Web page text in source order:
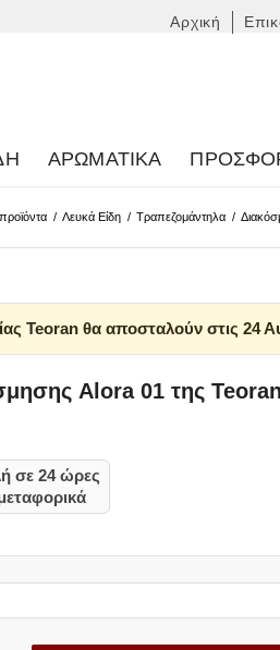
Αρχική
ΑΡΩΜΑΤΙΚΆ
/ Λευκά Είδη / Τραπεζομάντηλα /
Teoran θα αποσταλούν στις 24
Alora 01 της Teoran
σε 24 ώρες